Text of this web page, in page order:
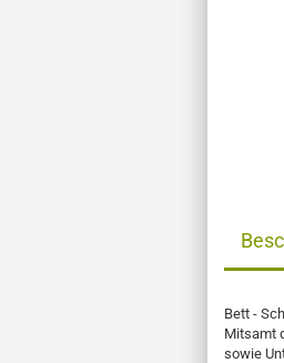
Bett -
Mitsamt
sowie